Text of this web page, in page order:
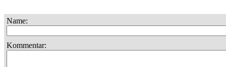
Name:
Kommentar: